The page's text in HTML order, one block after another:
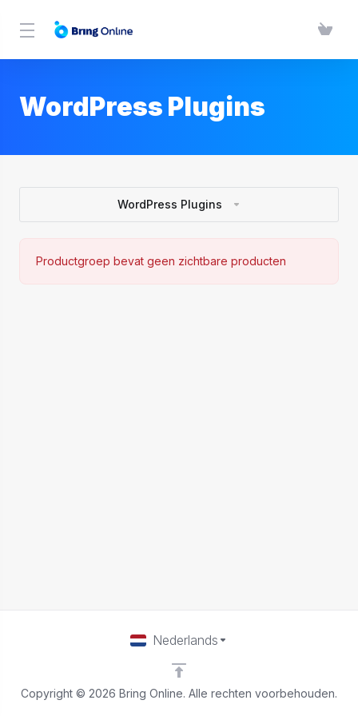
WordPress Plugins
WordPress Plugins
Productgroep bevat geen zichtbare producten
Copyright © 2026 Bring Online. Alle rechten voorbehouden.
Nederlands